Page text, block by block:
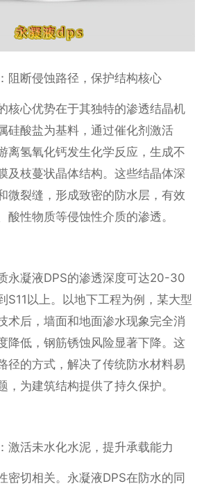
阻断侵蚀路径，保护结构核心
核心优势在于其独特的渗透结晶机
硅酸盐为基料，通过催化剂激活
离氢氧化钙发生化学反应，生成不
及枝蔓状晶体结构。这些结晶体深
微裂缝，形成致密的防水层，有效
酸性物质等侵蚀性介质的渗透。
永凝液DPS的渗透深度可达20-30
S11以上。以地下工程为例，某大型
术后，墙面和地面渗水现象完全消
降低，钢筋锈蚀风险显著下降。这
径的方式，解决了传统防水材料易
，为建筑结构提供了持久保护。
激活未水化水泥，提升承载能力
密切相关。永凝液DPS在防水的同